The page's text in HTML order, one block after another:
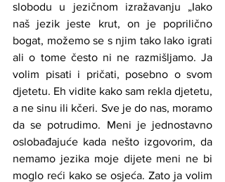
slobodu u jezičnom izražavanju „Iako
naš jezik jeste krut, on je poprilično
bogat, možemo se s njim tako lako igrati
ali o tome često ni ne razmišljamo. Ja
volim pisati i pričati, posebno o svom
djetetu. Eh vidite kako sam rekla djetetu,
a ne sinu ili kčeri. Sve je do nas, moramo
da se potrudimo. Meni je jednostavno
oslobađajuće kada nešto izgovorim, da
nemamo jezika moje dijete meni ne bi
moglo reći kako se osjeća. Zato ja volim